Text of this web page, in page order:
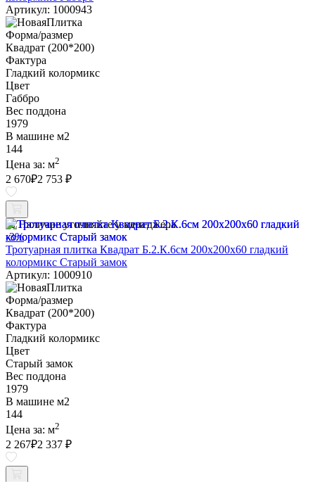
Артикул: 1000943
Форма/размер
Квадрат (200*200)
Фактура
Гладкий колормикс
Цвет
Габбро
Вес поддона
1979
В машине м2
144
Цена за: м2
2 670₽2 753 ₽
Наличие уточняйте у менеджера
-3%
Тротуарная плитка Квадрат Б.2.К.6см 200х200х60 гладкий
колормикс Старый замок
Артикул: 1000910
Форма/размер
Квадрат (200*200)
Фактура
Гладкий колормикс
Цвет
Старый замок
Вес поддона
1979
В машине м2
144
Цена за: м2
2 267₽2 337 ₽